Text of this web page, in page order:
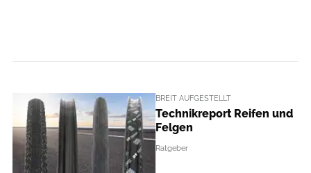
BREIT AUFGESTELLT
Technikreport Reifen und
Felgen
Ratgeber